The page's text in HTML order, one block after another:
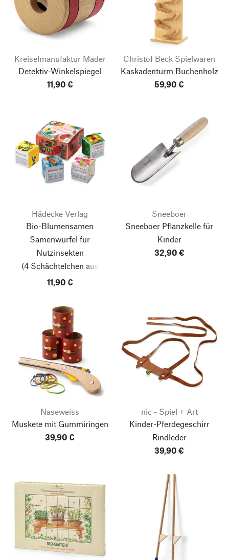
Kreiselmanufaktur Mader
Detektiv-Winkelspiegel
11,90 €
Christof Beck Spielwaren
Kaskadenturm Buchenholz
59,90 €
Hädecke Verlag
Bio-Blumensamen
Samenwürfel für
Nutzinsekten
(4 Schächtelchen aus
Pappe in 1 Umverpackung)
11,90 €
Sneeboer
Sneeboer Pflanzkelle für
Kinder
32,90 €
Naseweiss
Muskete mit Gummiringen
39,90 €
nic - Spiel + Art
Kinder-Pferdegeschirr
Rindleder
39,90 €